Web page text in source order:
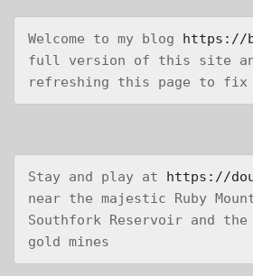
Welcome to my blog https://
full version of this site
refreshing this page to
Stay and play at https://
near the majestic Ruby
Southfork Reservoir and
gold mines